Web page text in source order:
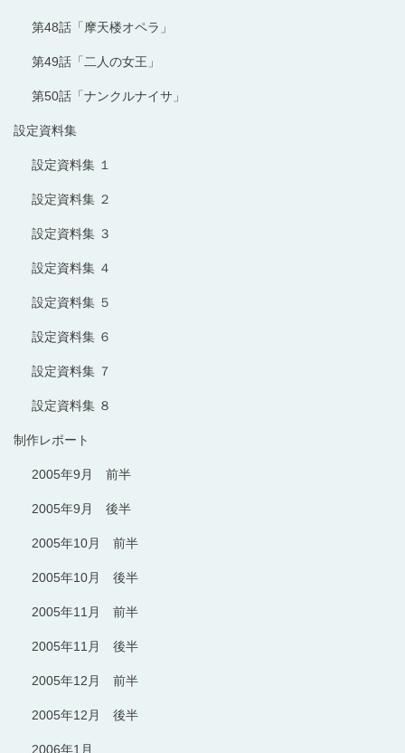
第48話「摩天楼オペラ」
第49話「二人の女王」
第50話「ナンクルナイサ」
設定資料集
設定資料集 １
設定資料集 ２
設定資料集 ３
設定資料集 ４
設定資料集 ５
設定資料集 ６
設定資料集 ７
設定資料集 ８
制作レポート
2005年9月 前半
2005年9月 後半
2005年10月 前半
2005年10月 後半
2005年11月 前半
2005年11月 後半
2005年12月 前半
2005年12月 後半
2006年1月